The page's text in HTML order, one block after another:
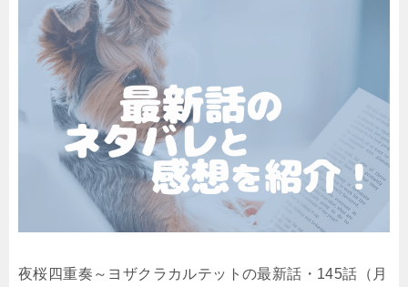
夜桜四重奏～ヨザクラカルテットの最新話・145話（月